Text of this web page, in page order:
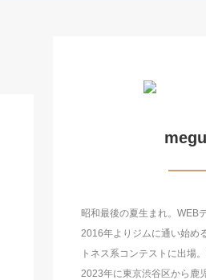
昭和最後の夏生まれ。WEB
2016年よりジムに通い始め
トネス系コンテストに出場
2023年に東京渋谷区から鹿